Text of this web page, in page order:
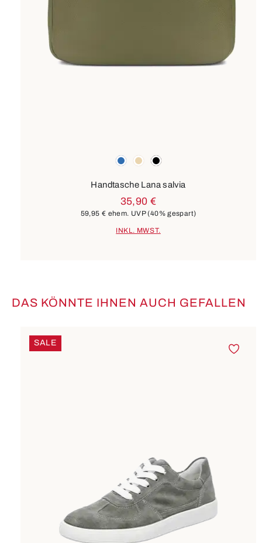
blau beigeschwarz
Handtasche Lana salvia
35,90 €
59,95 € ehem. UVP(40% gespart)
INKL. MWST.
Produktgalerie überspringen
DAS KÖNNTE IHNEN AUCH GEFALLEN
SALE